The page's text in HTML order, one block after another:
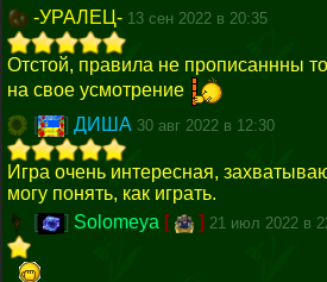
-УРАЛЕЦ- 13 сен 2022 в 20:35
Отстой, правила не прописаннны
на свое усмотрение
[
] ДИША 30 авг 2022 в 12:30
Игра очень интересная,
могу понять, как играть.
[
] Solomeya [ ] 21 июл 2022 в